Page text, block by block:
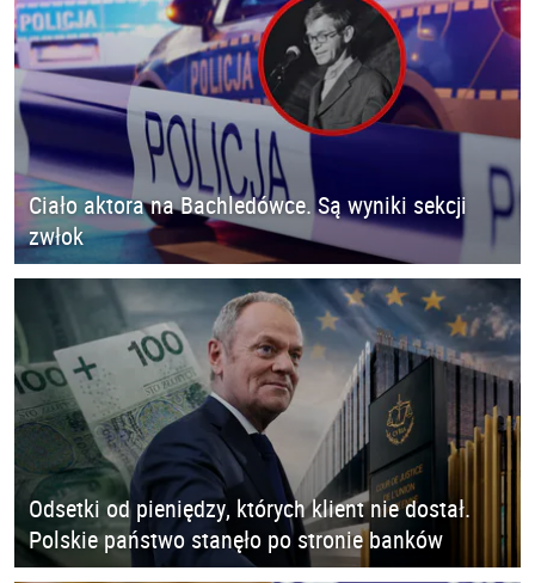
Ciało aktora na Bachledówce. Są wyniki sekcji
zwłok
Odsetki od pieniędzy, których klient nie dostał.
Polskie państwo stanęło po stronie banków